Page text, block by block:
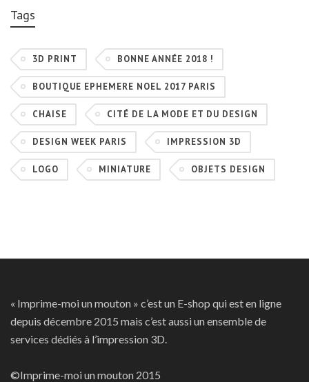
Tags
3D PRINT BONNE ANNÉE 2018 !
BOUTIQUE EPHEMERE NOEL 2017 PARIS
CHAISE CITÉ DE LA MODE ET DU DESIGN
DESIGN WEEK PARIS IMPRESSION 3D
LOGO MINIATURE OBJETS DESIGN
« Imprime-moi un mouton » c’est un E-shop qui est en ligne
depuis décembre 2015 mais c’est aussi un ensemble de
services dédiés à l’impression 3D.
©Imprime-moi un mouton 2015